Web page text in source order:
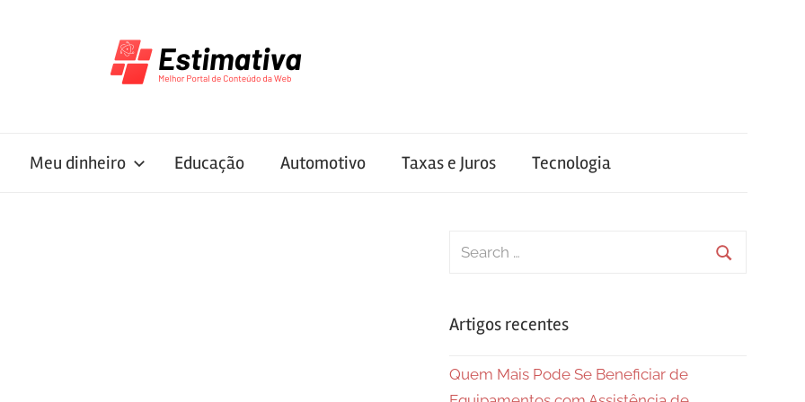
Meu dinheiro Educação Automotivo Taxas e Juros Tecnologia
Search
Artigos recentes
Quem Mais Pode Se Beneficiar de